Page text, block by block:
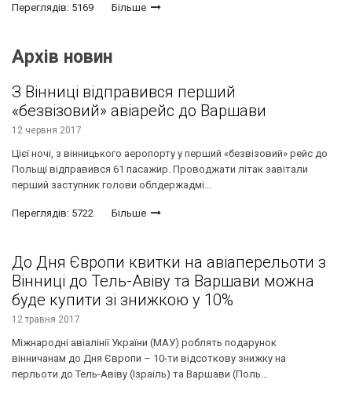
Переглядів: 5169 Більше
Архів новин
З Вінниці відправився перший
«безвізовий» авіарейс до Варшави
12 червня 2017
Цієї ночі, з вінницького аеропорту у перший «безвізовий» рейс до
Польщі відправився 61 пасажир. Проводжати літак завітали
перший заступник голови облдержадмі...
Переглядів: 5722 Більше
До Дня Європи квитки на авіаперельоти з
Вінниці до Тель-Авіву та Варшави можна
буде купити зі знижкою у 10%
12 травня 2017
Міжнародні авіалінії України (МАУ) роблять подарунок
вінничанам до Дня Європи – 10-ти відсоткову знижку на
перльоти до Тель-Авіву (Ізраіль) та Варшави (Поль...